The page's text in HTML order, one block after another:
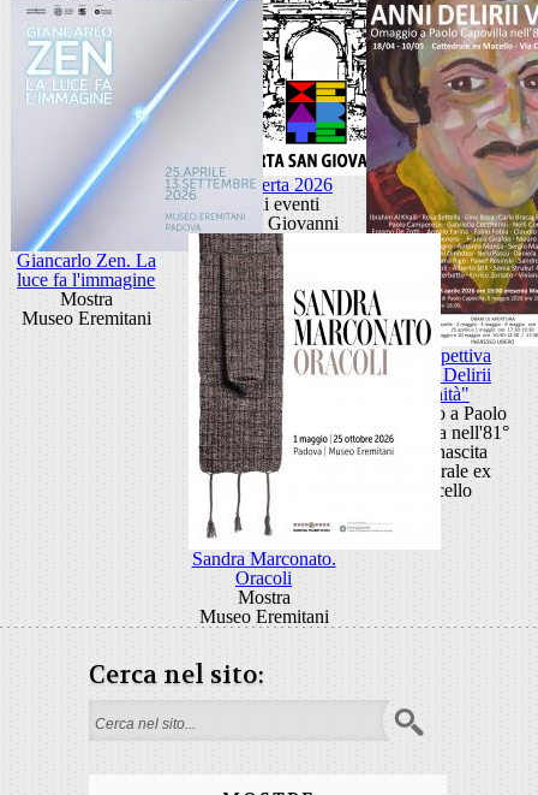
Porta Aperta 2026
Ciclo di eventi
Porta San Giovanni
Retrospettiva
"Anni Delirii
Vanità"
Omaggio a Paolo
Capovilla nell'81°
della nascita
Cattedrale ex
Macello
Giancarlo Zen. La
luce fa l'immagine
Mostra
Museo Eremitani
Sandra Marconato.
Oracoli
Mostra
Museo Eremitani
Cerca nel sito:
Form di ricerca